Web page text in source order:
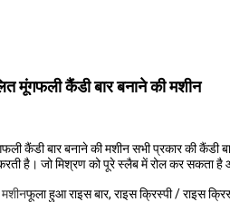
मूंगफली कैंडी बार बनाने की मशीन
कैंडी बार बनाने की मशीन सभी प्रकार की
है। जो मिश्रण को पूरे स्लैब में रोल कर सकता
फूला हुआ राइस बार, राइस क्रिस्पी / राइस